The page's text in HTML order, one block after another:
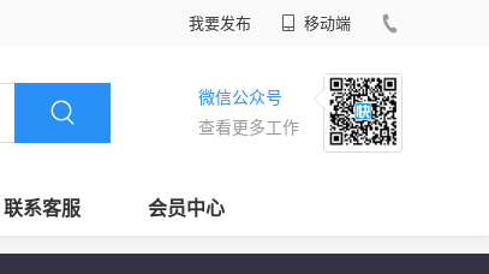
我要发布 移动端
微信公众号
查看更多工作
联系客服 会员中心